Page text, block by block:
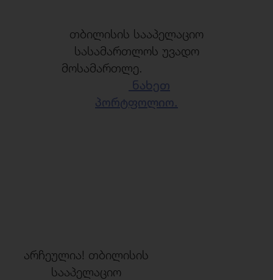
თბილისის სააპელაციო
სასამართლოს უვადო
მოსამართლე.
ნახეთ
პორტფოლიო.
არჩეულია! თბილისის
სააპელაციო